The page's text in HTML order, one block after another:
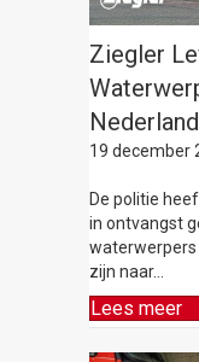
Ziegler
Nederland
19 december
De politie
in ontvangst
waterwerpers
zijn naar…
Lees meer